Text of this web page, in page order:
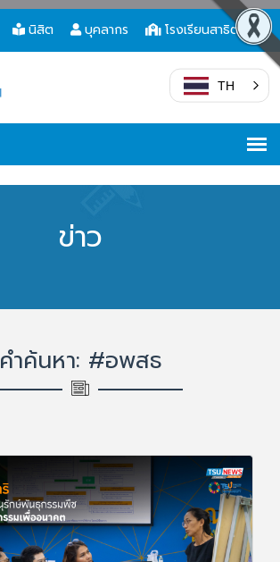
นิสิต บุคลากร โรงเรียนสาธิต
TH
ข่าว
คำค้นหา: #อพสธ